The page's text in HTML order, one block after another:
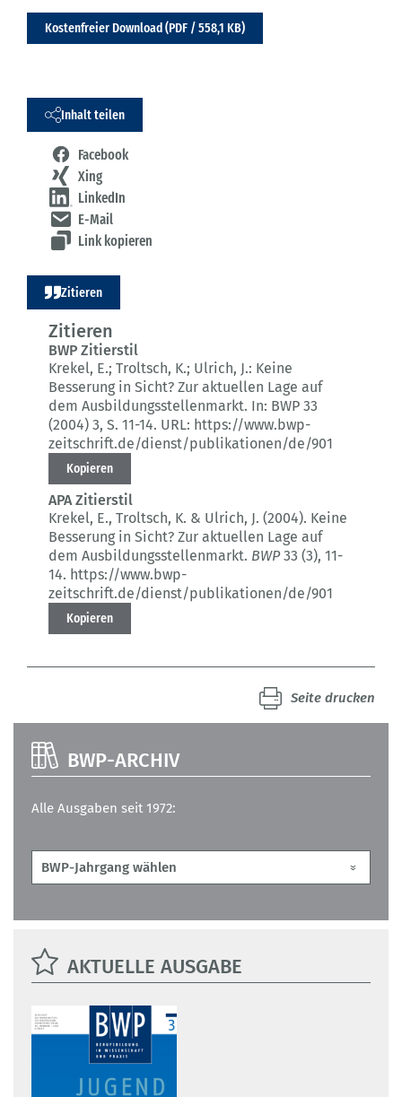
Kostenfreier Download (PDF / 558,1 KB)
Inhalt teilen
Facebook
Xing
LinkedIn
E-Mail
Link kopieren
Zitieren
Zitieren
BWP Zitierstil
Krekel, E.; Troltsch, K.; Ulrich, J.: Keine
Besserung in Sicht? Zur aktuellen Lage auf
dem Ausbildungsstellenmarkt. In: BWP 33
(2004) 3, S. 11-14. URL: https://www.bwp-
zeitschrift.de/dienst/publikationen/de/901
Kopieren
APA Zitierstil
Krekel, E., Troltsch, K. & Ulrich, J. (2004). Keine
Besserung in Sicht? Zur aktuellen Lage auf
dem Ausbildungsstellenmarkt. BWP33 (3), 11-
14. https://www.bwp-
zeitschrift.de/dienst/publikationen/de/901
Kopieren
Seite drucken
BWP-ARCHIV
Alle Ausgaben seit 1972:
AKTUELLE AUSGABE